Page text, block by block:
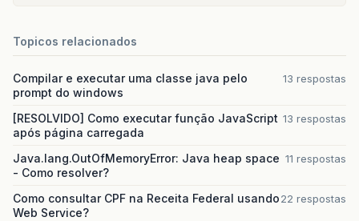
Topicos relacionados
Compilar e executar uma classe java pelo
prompt do windows
13 respostas
[RESOLVIDO] Como executar função JavaScript
após página carregada
13 respostas
Java.lang.OutOfMemoryError: Java heap space
- Como resolver?
11 respostas
Como consultar CPF na Receita Federal usando
Web Service?
22 respostas